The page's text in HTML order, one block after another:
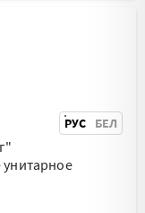
РУС БЕЛ
унитарное